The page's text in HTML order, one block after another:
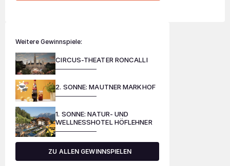
Weitere Gewinnspiele:
CIRCUS-THEATER RONCALLI
2. SONNE: MAUTNER MARKHOF
1. SONNE: NATUR- UND
WELLNESSHOTEL HÖFLEHNER
ZU ALLEN GEWINNSPIELEN